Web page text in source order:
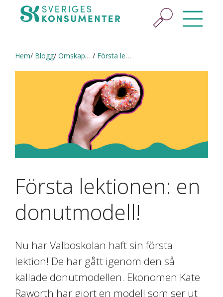
Hem Blogg Omskaparbloggen Första lektionen: en donutmodell!
Första lektionen: en
donutmodell!
Nu har Valboskolan haft sin första
lektion! De har gått igenom den så
kallade donutmodellen. Ekonomen Kate
Raworth har gjort en modell som ser ut